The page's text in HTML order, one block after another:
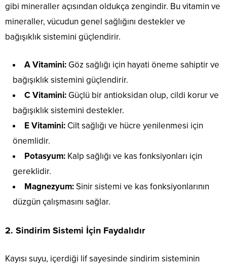
gibi mineraller açısından oldukça zengindir. Bu vitamin ve
mineraller, vücudun genel sağlığını destekler ve
bağışıklık sistemini güçlendirir.
A Vitamini: Göz sağlığı için hayati öneme sahiptir ve
bağışıklık sistemini güçlendirir.
C Vitamini: Güçlü bir antioksidan olup, cildi korur ve
bağışıklık sistemini destekler.
E Vitamini: Cilt sağlığı ve hücre yenilenmesi için
önemlidir.
Potasyum: Kalp sağlığı ve kas fonksiyonları için
gereklidir.
Magnezyum:Sinir sistemi ve kas fonksiyonlarının
düzgün çalışmasını sağlar.
2. Sindirim Sistemi İçin Faydalıdır
Kayısı suyu, içerdiği lif sayesinde sindirim sisteminin